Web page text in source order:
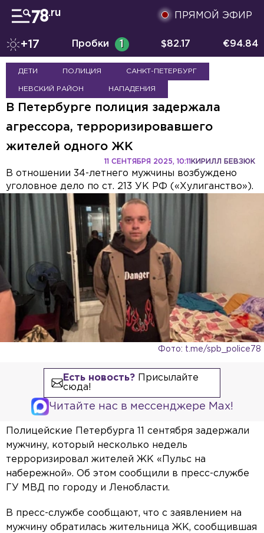
ПРЯМОЙ ЭФИР
+17 Пробки 1 $82.17 €94.84
ДЕТИ ПОЛИЦИЯ САНКТ-ПЕТЕРБУРГ
НЕВСКИЙ РАЙОН НАПАДЕНИЯ
В Петербурге полиция задержала
агрессора, терроризировавшего
жителей одного ЖК
КИРИЛЛ БЕВЗЮК
11 СЕНТЯБРЯ 2025, 10:11
В отношении 34-летнего мужчины возбуждено
уголовное дело по ст. 213 УК РФ («Хулиганство»).
Фото: t.me/spb_police78
Есть новость?Присылайте
сюда!
Читайте нас в мессенджере Max!
Полицейские Петербурга 11 сентября задержали
мужчину, который несколько недель
терроризировал жителей ЖК «Пульс на
набережной». Об этом сообщили в пресс-службе
ГУ МВД по городу и Ленобласти.
В пресс-службе сообщают, что с заявлением на
мужчину обратилась жительница ЖК, сообщившая